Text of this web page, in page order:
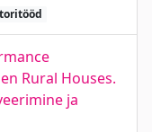
Rural Houses.
ja